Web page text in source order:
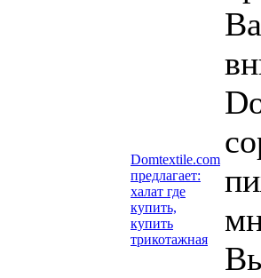
Domtextile.com
предлагает:
халат где
купить,
купить
трикотажная